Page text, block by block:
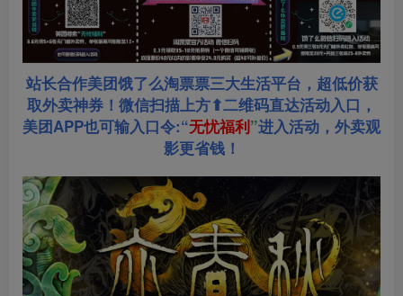
站长合作美团饿了么淘票票三大生活平台，超低价获
取外卖神券！微信扫描上方⬆二维码直达活动入口，
美团APP也可输入口令:“无忧福利”进入活动，外卖观
影更省钱！